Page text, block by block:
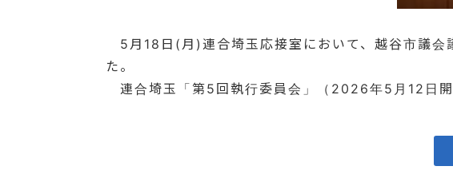
5月18日(月)連合埼玉応接室において、越谷市議会
た。
連合埼玉「第5回執行委員会」（2026年5月12日開